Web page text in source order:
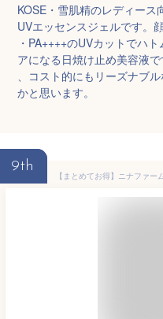
KOSE・雪肌精のレディー
UVエッセンスジェルです。
・PA++++のUVカットでハ
アになる日焼け止め美容液
、コスト的にもリーズナブ
かと思います。
9th